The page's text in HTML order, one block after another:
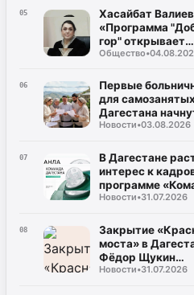
Дагестана
05
Хасайбат
«Программа
гор" открывает
участникам СВО
служения
Общество•
06
Первые
для
Дагестана
выплачивать уже
Новости•03.08.2026
07
В Дагестане
интерес к
программе
Дагестана»
Новости•31.07.2026
08
Закрытие
моста» в
Фёдор Щукин
потребовал
Новости•31.07.2026